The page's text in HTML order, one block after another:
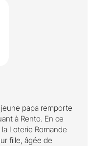
papa remporte
à Rento. En ce
Loterie Romande
fille, âgée de